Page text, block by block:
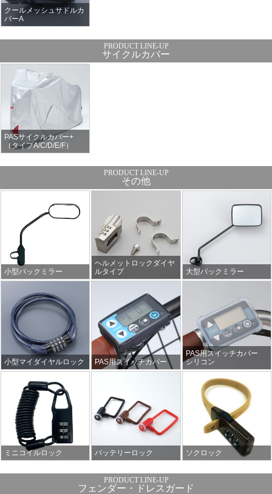
クールメッシュサドルカ
バーA
サイクルカバー
PASサイクルカバー+
（タイプA/C/D/E/F）
その他
小型バックミラー
ヘルメットロックダイヤ
ルタイプ
大型バックミラー
小型マイダイヤルロック PAS用スイッチカバー
PAS用スイッチカバー
シリコン
ミニコイルロック バッテリーロック ソクロック
フェンダー・ドレスガード